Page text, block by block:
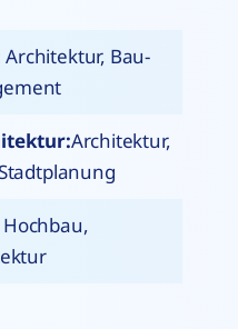
Architektur, Bau-
Architektur,
Hochbau,